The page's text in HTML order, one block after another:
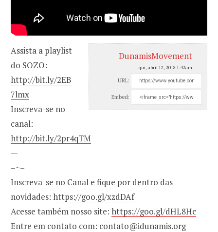
DunamisMovement
qui, abril 12, 2018 1:42am
URL:
Embed:
Assista a playlist
do SOZO:
http://bit.ly/2EB
7lmx
Inscreva-se no
canal:
http://bit.ly/2pr4qTM
—
–~–
Inscreva-se no Canal e fique por dentro das
novidades: https://goo.gl/xzdDAf
Acesse também nosso site: https://goo.gl/dHL8Hc
Entre em contato com: contato@idunamis.org